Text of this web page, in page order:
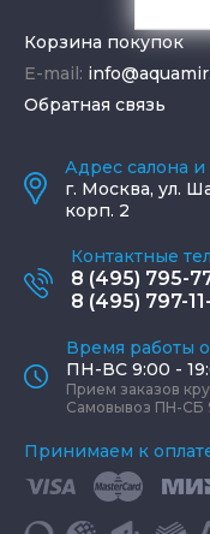
Корзина покупок
E-mail:
Обратная связь
Адрес салона и
г. Москва, ул.
корп. 2
Контактные
8 (495) 795-
8 (495) 797-
Время работы
ПН-ВС 9:00 -
Прием заказов
Самовывоз ПН-СБ
Принимаем к